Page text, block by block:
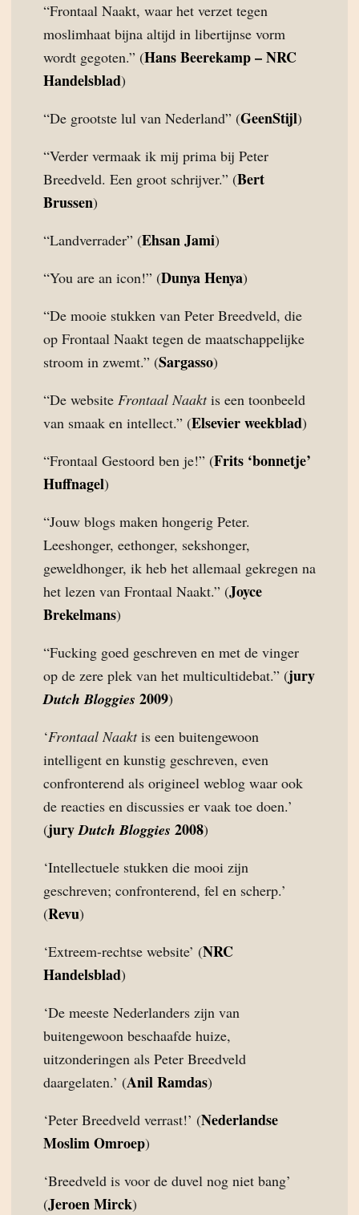
“Frontaal Naakt, waar het verzet tegen
moslimhaat bijna altijd in libertijnse vorm
wordt gegoten.” (Hans Beerekamp – NRC
Handelsblad)
“De grootste lul van Nederland” (GeenStijl)
“Verder vermaak ik mij prima bij Peter
Breedveld. Een groot schrijver.” (Bert
Brussen)
“Landverrader” (Ehsan Jami)
“You are an icon!” (Dunya Henya)
“De mooie stukken van Peter Breedveld, die
op Frontaal Naakt tegen de maatschappelijke
stroom in zwemt.” (Sargasso)
“De website Frontaal Naaktis een toonbeeld
van smaak en intellect.” (Elsevier weekblad)
“Frontaal Gestoord ben je!” (Frits ‘bonnetje’
Huffnagel)
“Jouw blogs maken hongerig Peter.
Leeshonger, eethonger, sekshonger,
geweldhonger, ik heb het allemaal gekregen na
het lezen van Frontaal Naakt.” (Joyce
Brekelmans)
“Fucking goed geschreven en met de vinger
op de zere plek van het multicultidebat.” (jury
Dutch Bloggies 2009)
‘Frontaal Naaktis een buitengewoon
intelligent en kunstig geschreven, even
confronterend als origineel weblog waar ook
de reacties en discussies er vaak toe doen.’
(juryDutch Bloggies 2008)
‘Intellectuele stukken die mooi zijn
geschreven; confronterend, fel en scherp.’
(Revu)
‘Extreem-rechtse website’ (NRC
Handelsblad)
‘De meeste Nederlanders zijn van
buitengewoon beschaafde huize,
uitzonderingen als Peter Breedveld
daargelaten.’ (Anil Ramdas)
‘Peter Breedveld verrast!’ (Nederlandse
Moslim Omroep)
‘Breedveld is voor de duvel nog niet bang’
(Jeroen Mirck)